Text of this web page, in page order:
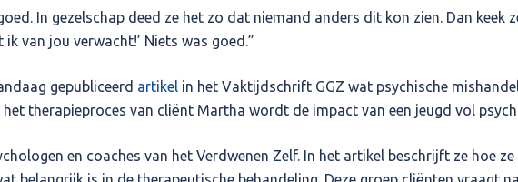
In gezelschap deed ze het zo dat niemand anders dit kon zien. Dan keek
van jou verwacht!’ Niets was goed.”
gepubliceerd artikel in het Vaktijdschrift GGZ wat psychische
het therapieproces van cliënt Martha wordt de impact van een jeugd vol
en coaches van het Verdwenen Zelf. In het artikel beschrijft ze hoe